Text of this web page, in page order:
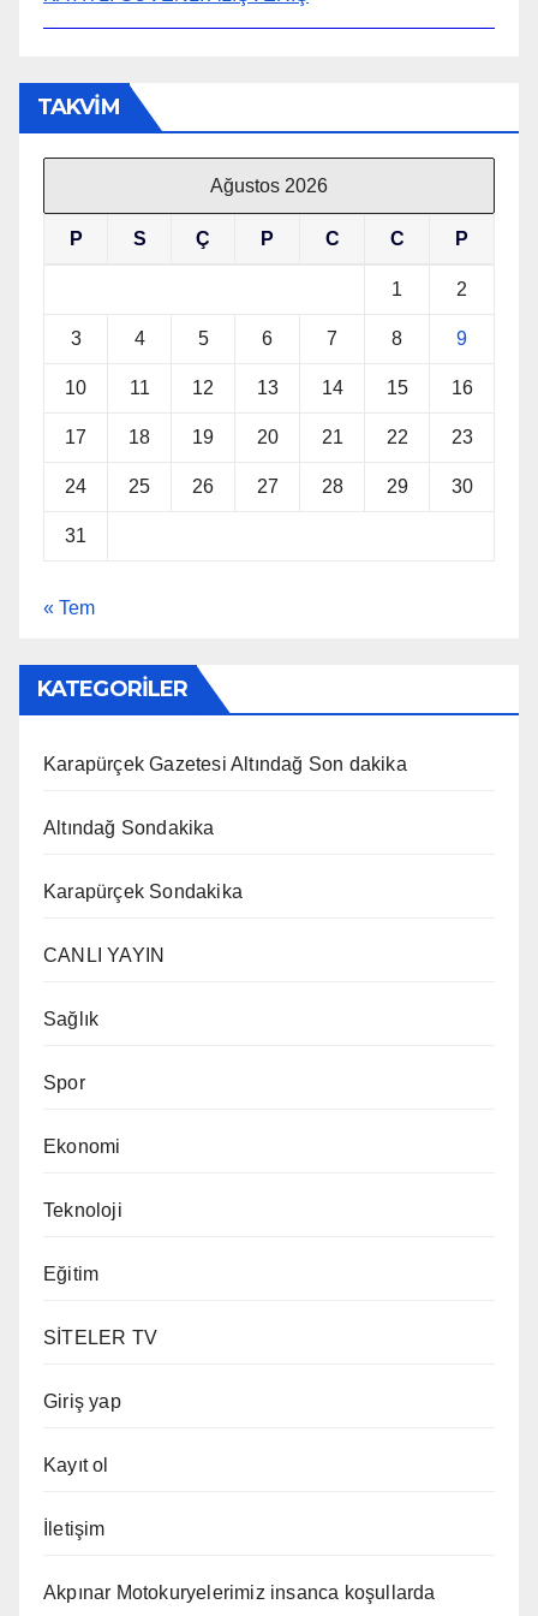
TAKVİM
Ağustos 2026
P S Ç P C C P
1 2
3 4 5 6 7 8 9
10 11 12 13 14 15 16
17 18 19 20 21 22 23
24 25 26 27 28 29 30
31
« Tem
KATEGORİLER
Karapürçek Gazetesi Altındağ Son dakika
Altındağ Sondakika
Karapürçek Sondakika
CANLI YAYIN
Sağlık
Spor
Ekonomi
Teknoloji
Eğitim
SİTELER TV
Giriş yap
Kayıt ol
İletişim
Akpınar Motokuryelerimiz insanca koşullarda